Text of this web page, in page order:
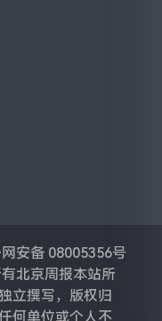
安备 08005356号
北京周报本站所
立撰写，版权归
何单位或个人不